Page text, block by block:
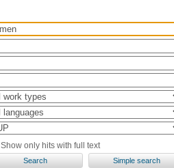
Show only hits with full text